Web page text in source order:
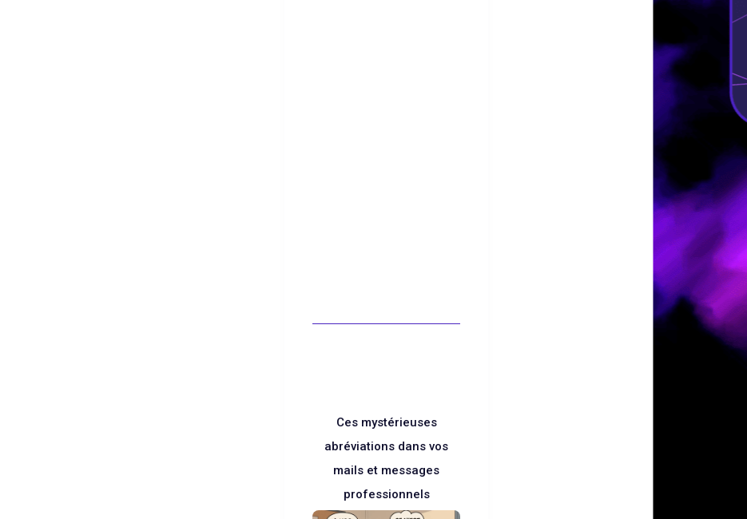
Ces mystérieuses
abréviations dans vos
mails et messages
professionnels